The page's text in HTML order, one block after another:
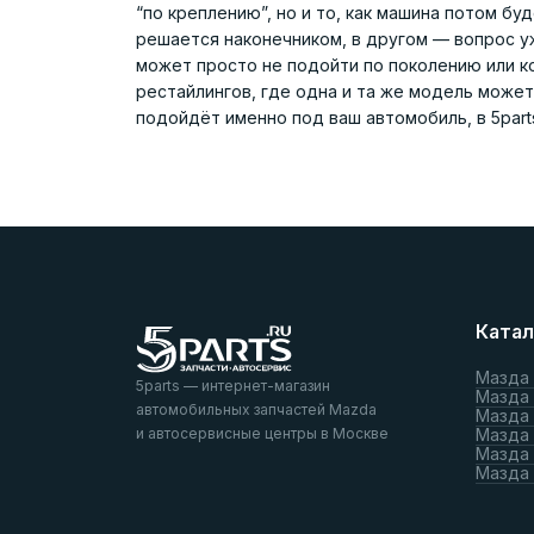
“по креплению”, но и то, как машина потом
решается наконечником, в другом — вопрос
может просто не подойти по поколению или
рестайлингов, где одна и та же модель
подойдёт именно под ваш автомобиль, в
5parts — интернет-магазин
автомобильных запчастей Mazda
и автосервисные центры в Москве
Мазда
Мазда
Мазда